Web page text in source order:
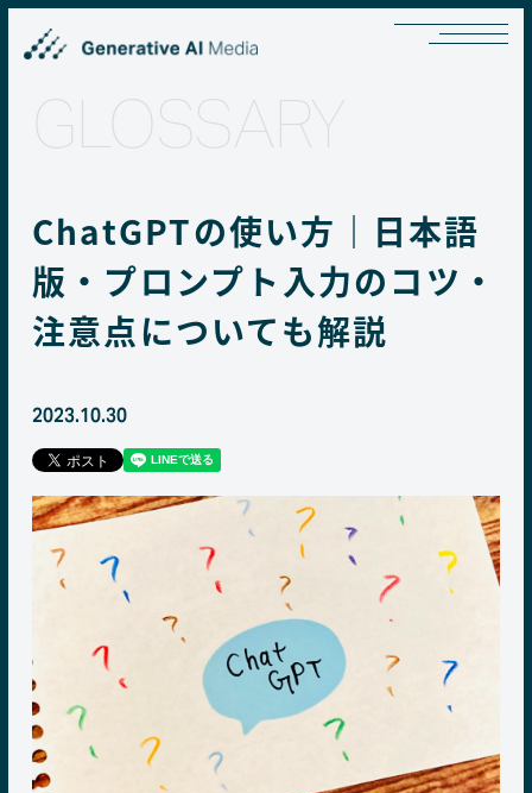
GLOSSARY
ChatGPTの使い方｜日本語
版・プロンプト入力のコツ・
注意点についても解説
2023.10.30